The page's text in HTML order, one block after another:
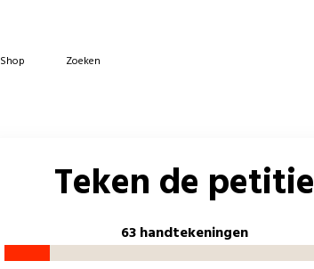
Shop Zoeken
Teken de petitie
63 handtekeningen